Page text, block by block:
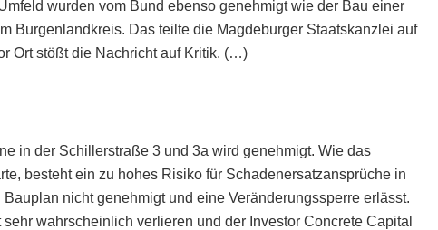
wurden vom Bund ebenso genehmigt wie der Bau einer
Burgenlandkreis. Das teilte die Magdeburger Staatskanzlei auf
Ort stößt die Nachricht auf Kritik. (…)
in der Schillerstraße 3 und 3a wird genehmigt. Wie das
besteht ein zu hohes Risiko für Schadenersatzansprüche in
nicht genehmigt und eine Veränderungssperre erlässt.
wahrscheinlich verlieren und der Investor Concrete Capital